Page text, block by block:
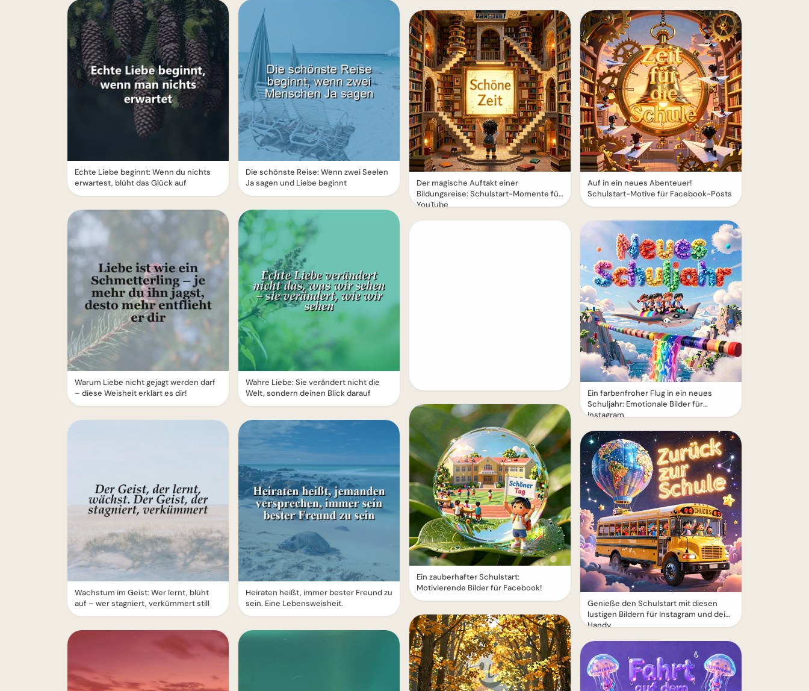
Echte Liebe beginnt: Wenn du nichts
erwartest, blüht das Glück auf
Warum Liebe nicht gejagt werden darf
– diese Weisheit erklärt es dir!
Wachstum im Geist: Wer lernt, blüht
auf – wer stagniert, verkümmert still
Die schönste Reise: Wenn zwei Seelen
Ja sagen und Liebe beginnt
Wahre Liebe: Sie verändert nicht die
Welt, sondern deinen Blick darauf
Heiraten heißt, immer bester Freund zu
sein. Eine Lebensweisheit.
Der magische Auftakt einer
Bildungsreise: Schulstart-Momente für
YouTube
Ein zauberhafter Schulstart:
Motivierende Bilder für Facebook!
Auf in ein neues Abenteuer!
Schulstart-Motive für Facebook-Posts
Ein farbenfroher Flug in ein neues
Schuljahr: Emotionale Bilder für
Instagram
Genieße den Schulstart mit diesen
lustigen Bildern für Instagram und dein
Handy